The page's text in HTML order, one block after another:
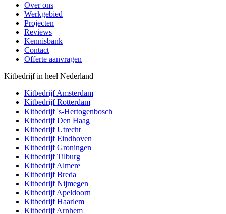
Over ons
Werkgebied
Projecten
Reviews
Kennisbank
Contact
Offerte aanvragen
Kitbedrijf in heel Nederland
KitbedrijfAmsterdam
KitbedrijfRotterdam
Kitbedrijf's-Hertogenbosch
KitbedrijfDen Haag
KitbedrijfUtrecht
KitbedrijfEindhoven
KitbedrijfGroningen
KitbedrijfTilburg
KitbedrijfAlmere
KitbedrijfBreda
KitbedrijfNijmegen
KitbedrijfApeldoorn
KitbedrijfHaarlem
KitbedrijfArnhem